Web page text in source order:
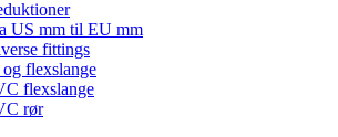
US mm til EU mm
fittings
flexslange
flexslange
rør